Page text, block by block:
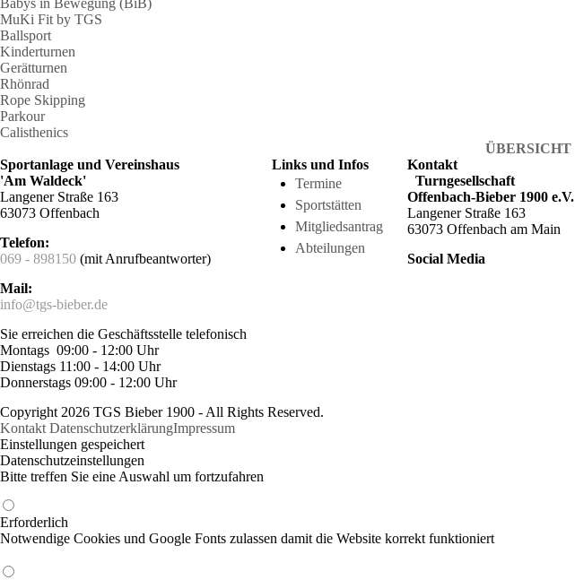
Babys in Bewegung (BiB)
MuKi Fit by TGS
Ballsport
Kinderturnen
Gerätturnen
Rhönrad
Rope Skipping
Parkour
Calisthenics
ÜBERSICHT
Sportanlage und Vereinshaus
'Am Waldeck'
Langener Straße 163
63073 Offenbach
Telefon:
069 - 898150 (mit Anrufbeantworter)
Mail:
info@tgs-bieber.de
Sie erreichen die Geschäftsstelle telefonisch
Montags 09:00 - 12:00 Uhr
Dienstags 11:00 - 14:00 Uhr
Donnerstags 09:00 - 12:00 Uhr
Links und Infos
Termine
Sportstätten
Mitgliedsantrag
Abteilungen
Kontakt
Turngesellschaft
Offenbach-Bieber 1900 e.V.
Langener Straße 163
63073 Offenbach am Main
Social Media
Copyright 2026 TGS Bieber 1900 - All Rights Reserved.
Kontakt DatenschutzerklärungImpressum
Einstellungen gespeichert
Datenschutzeinstellungen
Bitte treffen Sie eine Auswahl um fortzufahren
Erforderlich
Notwendige Cookies und Google Fonts zulassen damit die Website korrekt funktioniert